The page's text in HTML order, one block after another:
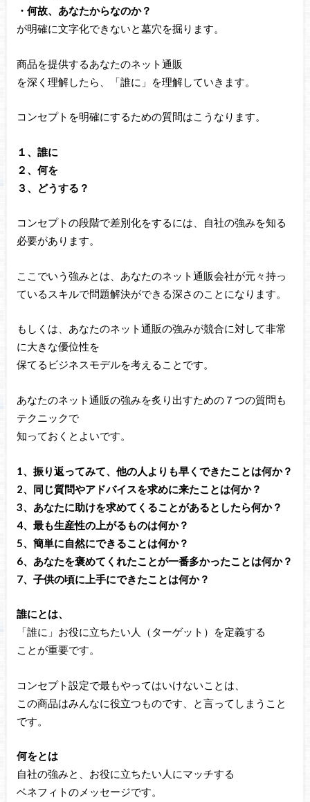
・何故、あなたからなのか？
が明確に文字化できないと墓穴を掘ります。
商品を提供するあなたのネット通販
を深く理解したら、「誰に」を理解していきます。
コンセプトを明確にするための質問はこうなります。
１、誰に
２、何を
３、どうする？
コンセプトの段階で差別化をするには、自社の強みを知る
必要があります。
ここでいう強みとは、あなたのネット通販会社が元々持っ
ているスキルで問題解決ができる深さのことになります。
もしくは、あなたのネット通販の強みが競合に対して非常
に大きな優位性を
保てるビジネスモデルを考えることです。
あなたのネット通販の強みを炙り出すための７つの質問も
テクニックで
知っておくとよいです。
1、振り返ってみて、他の人よりも早くできたことは何か？
2、同じ質問やアドバイスを求めに来たことは何か？
3、あなたに助けを求めてくることがあるとしたら何か？
4、最も生産性の上がるものは何か？
5、簡単に自然にできることは何か？
6、あなたを褒めてくれたことが一番多かったことは何か？
7、子供の頃に上手にできたことは何か？
誰にとは、
「誰に」お役に立ちたい人（ターゲット）を定義する
ことが重要です。
コンセプト設定で最もやってはいけないことは、
この商品はみんなに役立つものです、と言ってしまうこと
です。
何をとは
自社の強みと、お役に立ちたい人にマッチする
ベネフィトのメッセージです。